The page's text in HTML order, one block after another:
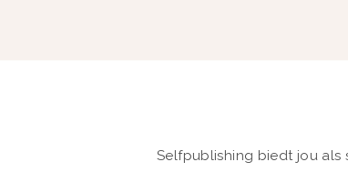
Selfpublishing biedt jou